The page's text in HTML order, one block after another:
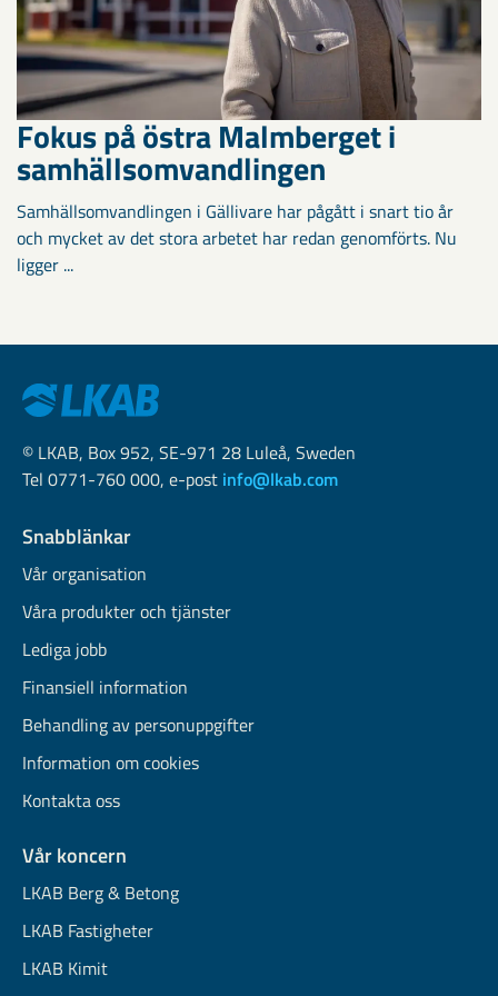
Fokus på östra Malmberget i
samhällsomvandlingen
Samhällsomvandlingen i Gällivare har pågått i snart tio år
och mycket av det stora arbetet har redan genomförts. Nu
ligger ...
© LKAB, Box 952, SE-971 28 Luleå, Sweden
Tel 0771-760 000, e-post info@lkab.com
Snabblänkar
Vår organisation
Våra produkter och tjänster
Lediga jobb
Finansiell information
Behandling av personuppgifter
Information om cookies
Kontakta oss
Vår koncern
LKAB Berg & Betong
LKAB Fastigheter
LKAB Kimit